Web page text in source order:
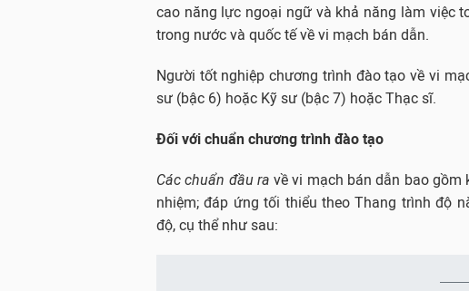
cao năng lực ngoại ngữ và khả năng làm việc
trong nước và quốc tế về vi mạch bán dẫn.
Người tốt nghiệp chương trình đào tạo về vi
sư (bậc 6) hoặc Kỹ sư (bậc 7) hoặc Thạc sĩ.
Đối với chuẩn chương trình đào tạo
Các chuẩn đầu ra về vi mạch bán dẫn bao gồm
nhiệm; đáp ứng tối thiểu theo Thang trình độ
độ, cụ thể như sau: